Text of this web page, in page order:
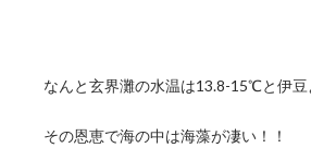
なんと玄界灘の水温は13.8-15℃と伊豆
その恩恵で海の中は海藻が凄い！！